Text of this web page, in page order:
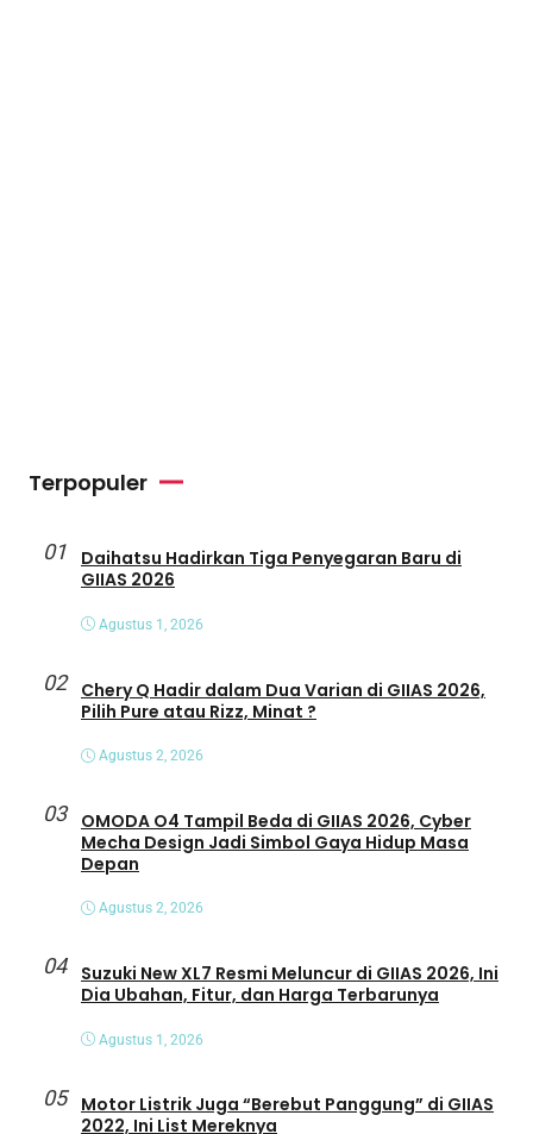
Terpopuler
01
Daihatsu Hadirkan Tiga Penyegaran Baru di
GIIAS 2026
Agustus 1, 2026
02
Chery Q Hadir dalam Dua Varian di GIIAS 2026,
Pilih Pure atau Rizz, Minat ?
Agustus 2, 2026
03
OMODA O4 Tampil Beda di GIIAS 2026, Cyber
Mecha Design Jadi Simbol Gaya Hidup Masa
Depan
Agustus 2, 2026
04
Suzuki New XL7 Resmi Meluncur di GIIAS 2026, Ini
Dia Ubahan, Fitur, dan Harga Terbarunya
Agustus 1, 2026
05
Motor Listrik Juga “Berebut Panggung” di GIIAS
2022, Ini List Mereknya